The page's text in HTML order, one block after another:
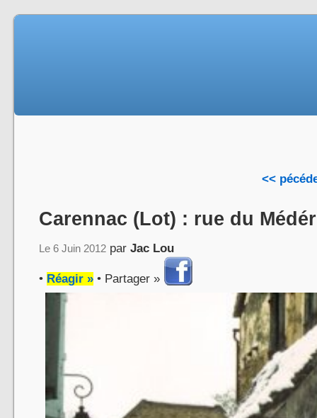
<<
Carennac (Lot) : rue du
Le 6 Juin 2012 par Jac Lou
• Réagir » • Partager »